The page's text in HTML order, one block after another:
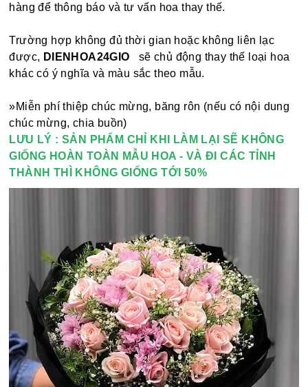
hàng để thông báo và tư vấn hoa thay thế.
Trường hợp không đủ thời gian hoặc không liên lạc
được, DIENHOA24GIO
sẽ chủ động thay thế loại hoa
khác có ý nghĩa và màu sắc theo mẫu.
»Miễn phí thiệp chúc mừng, băng rôn (nếu có nội dung
chúc mừng, chia buồn)
LƯU LÝ : SẢN PHẨM CHỈ KHI LÀM LẠI SẼ KHÔNG
GIỐNG HOÀN TOÀN MẪU HOA - VÀ ĐI CÁC TỈNH
THÀNH THÌ KHÔNG GIỐNG TỚI 50%